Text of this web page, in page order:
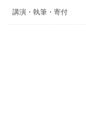
講演・執筆・寄付